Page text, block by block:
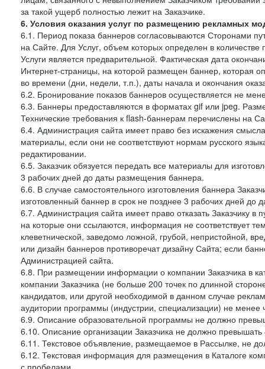
за такой ущерб полностью лежит на Заказчике.
6. Условия оказания услуг по размещению рекламных
6.1. Период показа баннеров согласовываются Сторонами
на Сайте. Для Услуг, объем которых определен в количестве
Услуги является предварительной. Фактическая дата
Интернет-страницы, на которой размещен баннер, которая
во времени (дни, недели, т.п.), даты начала и окончания
6.2. Бронирование показов баннеров осуществляется не
6.3. Баннеры предоставляются в форматах gif или jpeg.
Технические требования к flash-баннерам перечислены на
6.4. Администрация сайта имеет право без искажения
материалы, если они не соответствуют нормам русского
редактировании.
6.5. Заказчик обязуется передать все материалы для
3 рабочих дней до даты размещения баннера.
6.6. В случае самостоятельного изготовления баннера
изготовленный баннер в срок не позднее 3 рабочих дней до
6.7. Администрация сайта имеет право отказать Заказчику
на которые они ссылаются, информация не соответствует
клеветнической, заведомо ложной, грубой, непристойной,
или дизайн баннеров противоречат дизайну Сайта; если
Администрацией сайта.
6.8. При размещении информации о компании Заказчика в
компании Заказчика (не больше 200 точек по длинной
кандидатов, или другой необходимой в данном случае
аудитории программы (индустрии, специализации) не
6.9. Описание образовательной программы не должно
6.10. Описание организации Заказчика не должно
6.11. Текстовое объявление, размещаемое в Рассылке, не
6.12. Текстовая информация для размещения в Каталоге
с пробелами.